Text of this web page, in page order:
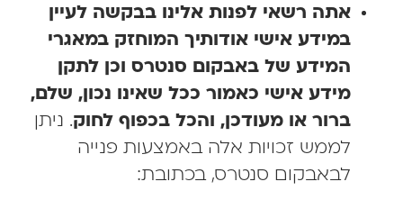
אתה רשאי לפנות אלינו בבקשה לעיין
במידע אישי אודותיך המוחזק במאגרי
המידע של באבקום סנטרס וכן לתקן
מידע אישי כאמור ככל שאינו נכון, שלם,
ברור או מעודכן, והכל בכפוף לחוק. ניתן
לממש זכויות אלה באמצעות פנייה
לבאבקום סנטרס, בכתובת: